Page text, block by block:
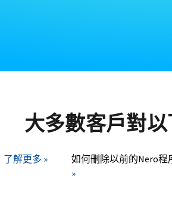
大多數客戶對
了解更多 » 如何刪除以前的Nero程
»